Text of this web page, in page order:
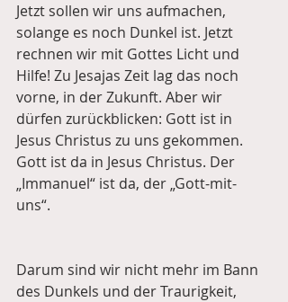
Jetzt sollen wir uns aufmachen,
solange es noch Dunkel ist. Jetzt
rechnen wir mit Gottes Licht und
Hilfe! Zu Jesajas Zeit lag das noch
vorne, in der Zukunft. Aber wir
dürfen zurückblicken: Gott ist in
Jesus Christus zu uns gekommen.
Gott ist da in Jesus Christus. Der
„Immanuel“ ist da, der „Gott-mit-
uns“.
Darum sind wir nicht mehr im Bann
des Dunkels und der Traurigkeit,